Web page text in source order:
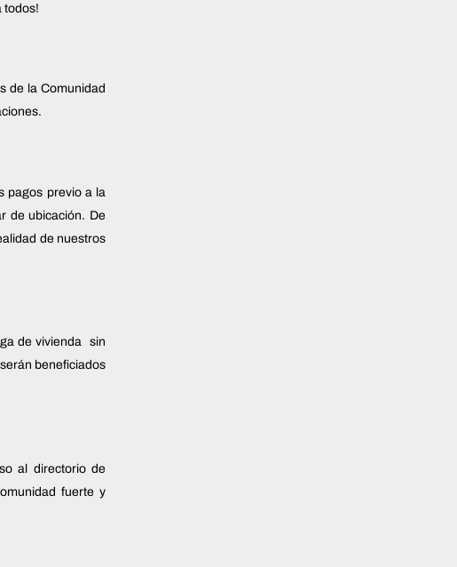
todos!
de la Comunidad
pagos previo a la
de ubicación. De
de nuestros
de vivienda sin
beneficiados
al directorio de
fuerte y